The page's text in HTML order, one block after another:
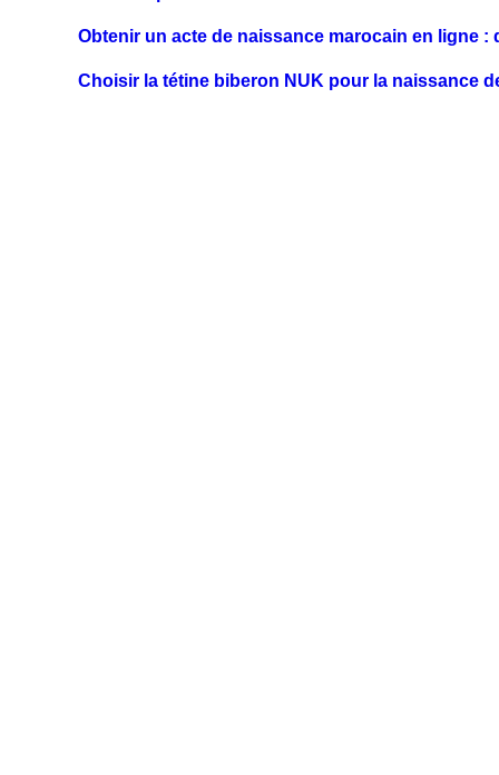
Obtenir un acte de naissance marocain en ligne
Choisir la tétine biberon NUK pour la naissance